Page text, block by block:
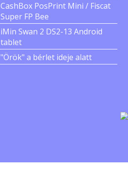
CashBox PosPrint Mini / Fiscat
Super FP Bee
iMin Swan 2 DS2-13 Android
tablet
"Örök" a bérlet ideje alatt